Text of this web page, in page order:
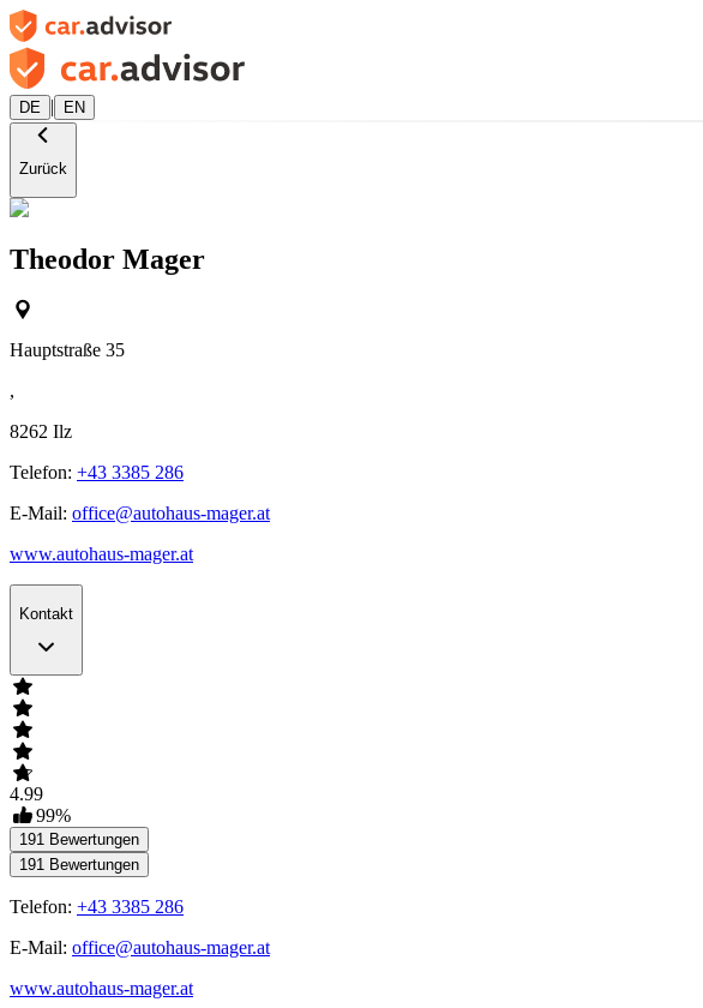
DE | EN
Zurück
Theodor Mager
Hauptstraße 35
,
8262 Ilz
Telefon: +43 3385 286
E-Mail: office@autohaus-mager.at
www.autohaus-mager.at
Kontakt
4.99
99%
191 Bewertungen
191 Bewertungen
Telefon: +43 3385 286
E-Mail: office@autohaus-mager.at
www.autohaus-mager.at